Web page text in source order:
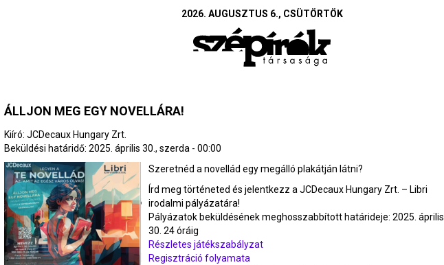
2026. AUGUSZTUS 6., CSÜTÖRTÖK
ÁLLJON MEG EGY NOVELLÁRA!
Kiíró: JCDecaux Hungary Zrt.
Beküldési határidő: 2025. április 30., szerda - 00:00
Szeretnéd a novellád egy megálló plakátján látni?
Írd meg történeted és jelentkezz a JCDecaux Hungary Zrt. – Libri
irodalmi pályázatára!
Pályázatok beküldésének meghosszabbított határideje: 2025. április
30. 24 óráig
Részletes játékszabályzat
Regisztráció folyamata